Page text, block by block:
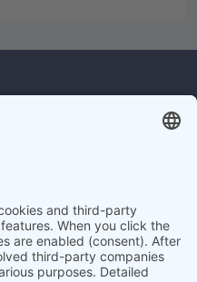
AGB
Impressum